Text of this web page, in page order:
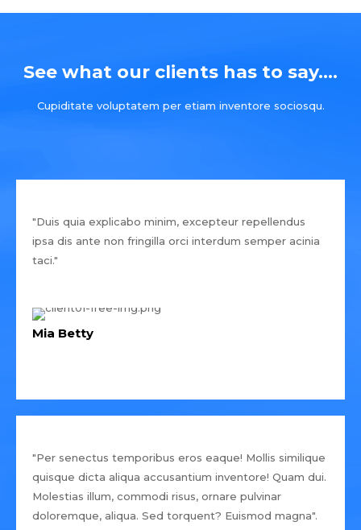
See what our clients has to say....
Cupiditate voluptatem per etiam inventore sociosqu.
"Duis quia explicabo minim, excepteur repellendus
ipsa dis ante non fringilla orci interdum semper acinia
taci."
Mia Betty
"Per senectus temporibus eros eaque! Mollis similique
quisque dicta aliqua accusantium inventore! Quam dui.
Molestias illum, commodi risus, ornare pulvinar
doloremque, aliqua. Sed torquent? Euismod magna".